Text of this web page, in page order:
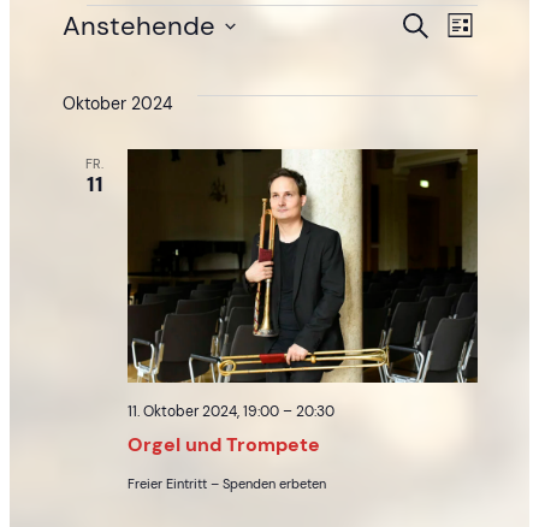
Veranstaltungen
und
SucheListe
Anstehende
Oktober 2024
FR.
11
Orgel und Trompete
11. Oktober 2024, 19:00–20:30
Freier Eintritt – Spenden erbeten